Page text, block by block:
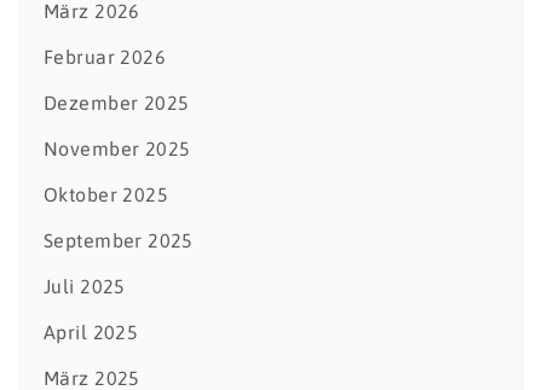
März 2026
Februar 2026
Dezember 2025
November 2025
Oktober 2025
September 2025
Juli 2025
April 2025
März 2025